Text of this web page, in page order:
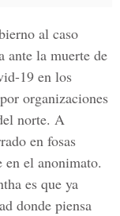
al caso
ante la muerte de
19 en los
organizaciones
norte. A
en fosas
en el anonimato.
es que ya
donde piensa